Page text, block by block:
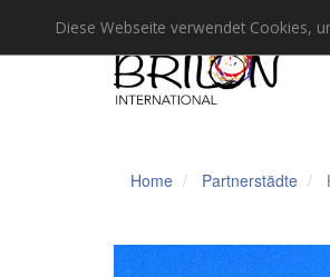
Diese Webseite verwendet Cookies,
Home Partnerstädte